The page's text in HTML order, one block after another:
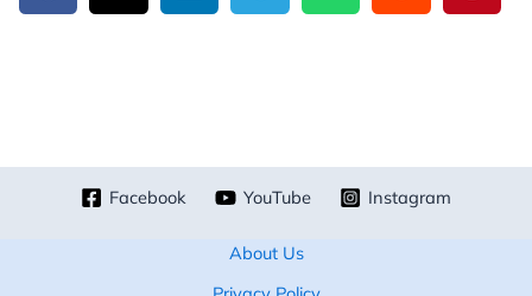
Facebook YouTube Instagram
About Us